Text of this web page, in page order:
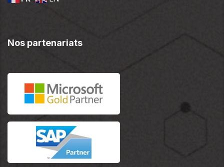
Nos partenariats